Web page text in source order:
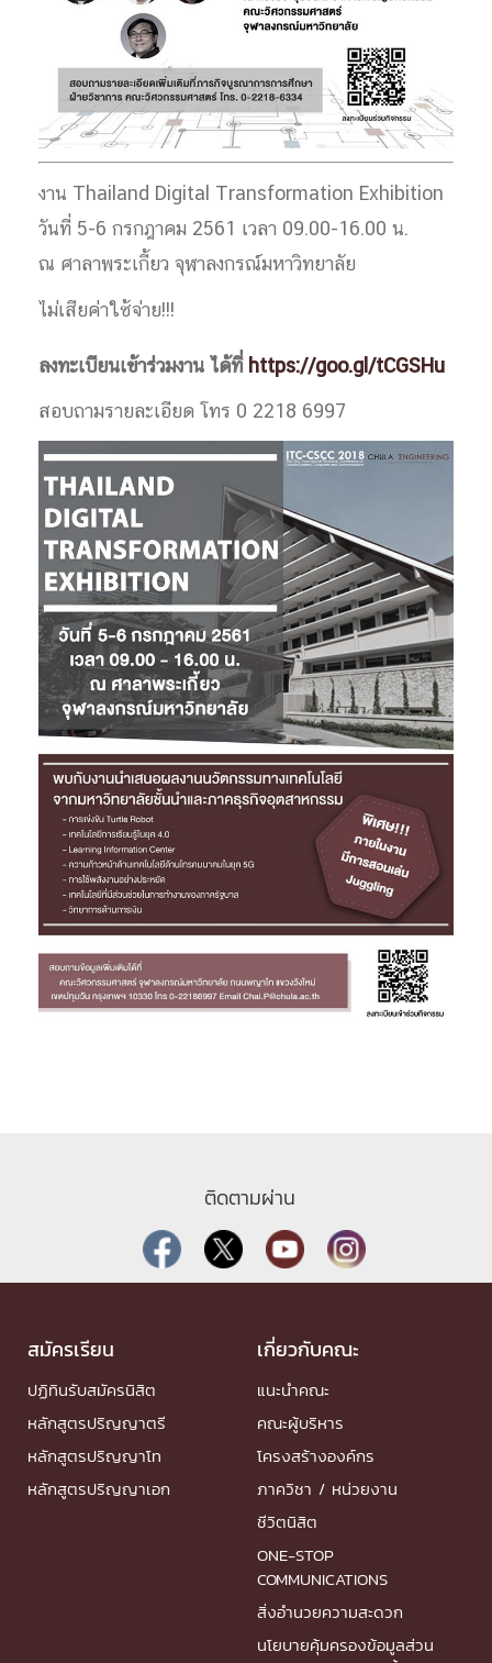
งาน Thailand Digital Transformation Exhibition
วันที่ 5-6 กรกฎาคม 2561 เวลา 09.00-16.00 น.
ณ ศาลาพระเกี้ยว จุฬาลงกรณ์มหาวิทยาลัย
ไม่เสียค่าใช้จ่าย!!!
ลงทะเบียนเข้าร่วมงาน ได้ที่https://goo.gl/tCGSHu
สอบถามรายละเอียด โทร 0 2218 6997
ติดตามผ่าน
สมัครเรียน
ปฏิทินรับสมัครนิสิต
หลักสูตรปริญญาตรี
หลักสูตรปริญญาโท
หลักสูตรปริญญาเอก
เกี่ยวกับคณะ
แนะนำคณะ
คณะผู้บริหาร
โครงสร้างองค์กร
ภาควิชา / หน่วยงาน
ชีวิตนิสิต
ONE-STOP
COMMUNICATIONS
สิ่งอำนวยความสะดวก
นโยบายคุ้มครองข้อมูลส่วน